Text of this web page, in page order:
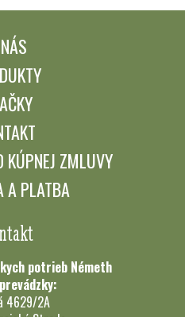
KÚPNEJ ZMLUVY
A PLATBA
potrieb Németh
4629/2A